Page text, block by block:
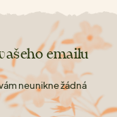
emailu
neunikne žádná